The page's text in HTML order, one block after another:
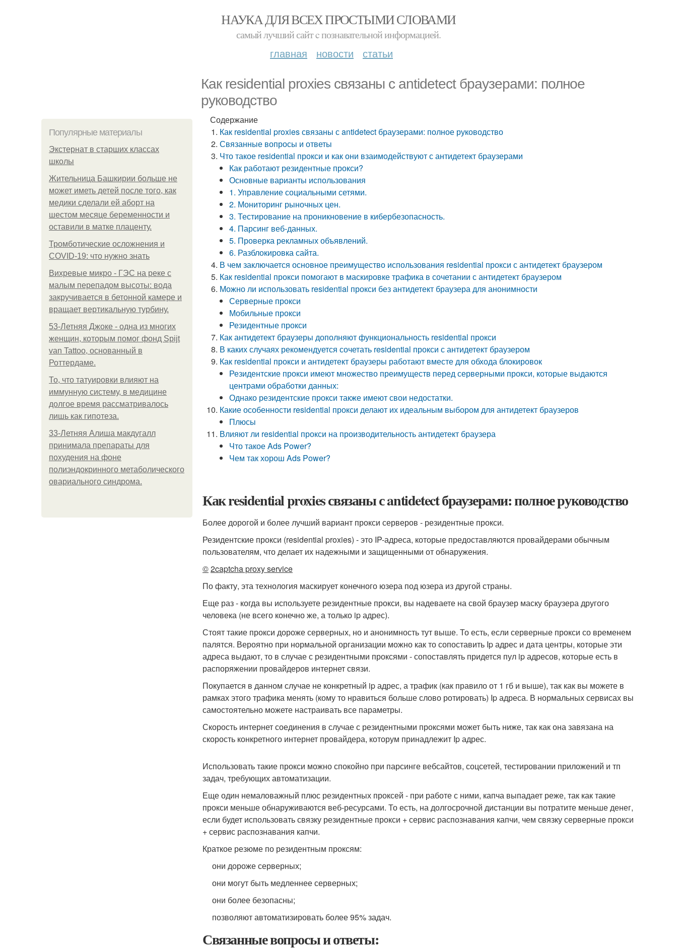
НАУКА ДЛЯ ВСЕХ ПРОСТЫМИ СЛОВАМИ
самый лучший сайт c познавательной информацией.
главная новости статьи
Как residential proxies связаны с antidetect браузерами: полное
руководство
Популярные материалы
Экстернат в старших классах
школы
Жительница Башкирии больше не
может иметь детей после того, как
медики сделали ей аборт на
шестом месяце беременности и
оставили в матке плаценту.
Тромботические осложнения и
COVID-19: что нужно знать
Вихревые микро - ГЭС на реке с
малым перепадом высоты: вода
закручивается в бетонной камере и
вращает вертикальную турбину.
53-Летняя Джоке - одна из многих
женщин, которым помог фонд Spijt
van Tattoo, основанный в
Роттердаме.
То, что татуировки влияют на
иммунную систему, в медицине
долгое время рассматривалось
лишь как гипотеза.
33-Летняя Алиша макдугалл
принимала препараты для
похудения на фоне
полиэндокринного метаболического
овариального синдрома.
Содержание
Как residential proxies связаны с antidetect браузерами: полное руководство
Связанные вопросы и ответы
Что такое residential прокси и как они взаимодействуют с антидетект браузерами
Как работают резидентные прокси?
Основные варианты использования
1. Управление социальными сетями.
2. Мониторинг рыночных цен.
3. Тестирование на проникновение в кибербезопасность.
4. Парсинг веб-данных.
5. Проверка рекламных объявлений.
6. Разблокировка сайта.
В чем заключается основное преимущество использования residential прокси с антидетект браузером
Как residential прокси помогают в маскировке трафика в сочетании с антидетект браузером
Можно ли использовать residential прокси без антидетект браузера для анонимности
Серверные прокси
Мобильные прокси
Резидентные прокси
Как антидетект браузеры дополняют функциональность residential прокси
В каких случаях рекомендуется сочетать residential прокси с антидетект браузером
Как residential прокси и антидетект браузеры работают вместе для обхода блокировок
Резидентские прокси имеют множество преимуществ перед серверными прокси, которые выдаются
центрами обработки данных:
Однако резидентские прокси также имеют свои недостатки.
Какие особенности residential прокси делают их идеальным выбором для антидетект браузеров
Плюсы
Влияют ли residential прокси на производительность антидетект браузера
Что такое Ads Power?
Чем так хорош Ads Power?
Как residential proxies связаны с antidetect браузерами: полное руководство
Более дорогой и более лучший вариант прокси серверов - резидентные прокси.
Резидентские прокси (residential proxies) - это IP-адреса, которые предоставляются провайдерами обычным
пользователям, что делает их надежными и защищенными от обнаружения.
©2captcha proxy service
По факту, эта технология маскирует конечного юзера под юзера из другой страны.
Еще раз - когда вы используете резидентные прокси, вы надеваете на свой браузер маску браузера другого
человека (не всего конечно же, а только ip адрес).
Стоят такие прокси дороже серверных, но и анонимность тут выше. То есть, если серверные прокси со временем
палятся. Вероятно при нормальной организации можно как то сопоставить Ip адрес и дата центры, которые эти
адреса выдают, то в случае с резидентными проксями - сопоставлять придется пул ip адресов, которые есть в
распоряжении провайдеров интернет связи.
Покупается в данном случае не конкретный ip адрес, а трафик (как правило от 1 гб и выше), так как вы можете в
рамках этого трафика менять (кому то нравиться больше слово ротировать) Ip адреса. В нормальных сервисах вы
самостоятельно можете настраивать все параметры.
Скорость интернет соединения в случае с резидентными проксями может быть ниже, так как она завязана на
скорость конкретного интернет провайдера, которум принадлежит Ip адрес.
Использовать такие прокси можно спокойно при парсинге вебсайтов, соцсетей, тестировании приложений и тп
задач, требующих автоматизации.
Еще один немаловажный плюс резидентных проксей - при работе с ними, капча выпадает реже, так как такие
прокси меньше обнаруживаются веб-ресурсами. То есть, на долгосрочной дистанции вы потратите меньше денег,
если будет использовать связку резидентные прокси + сервис распознавания капчи, чем связку серверные прокси
+ сервис распознавания капчи.
Краткое резюме по резидентным проксям:
они дороже серверных;
они могут быть медленнее серверных;
они более безопасны;
позволяют автоматизировать более 95% задач.
Связанные вопросы и ответы: